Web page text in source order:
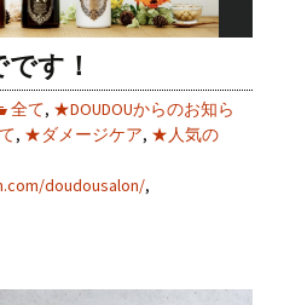
す！
全て, ★DOUDOUからのお知ら
, ★ダメージケア, ★人気の
doudousalon/,